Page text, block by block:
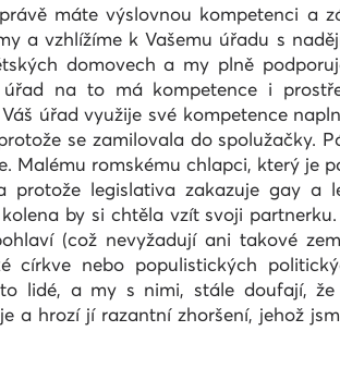
máte výslovnou kompetenci a
a vzhlížíme k Vašemu úřadu s
domovech a my plně
na to má kompetence i
úřad využije své kompetence
se zamilovala do spolužačky.
Malému romskému chlapci, který je
legislativa zakazuje gay a
by si chtěla vzít svoji
(což nevyžadují ani takové
církve nebo populistických
lidé, a my s nimi, stále doufají,
a hrozí jí razantní zhoršení, jehož